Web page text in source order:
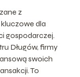
z
dla
gospodarczej.
Długów, firmy
swoich
To